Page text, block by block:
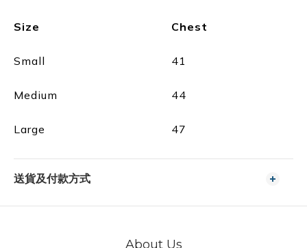
Size Chest
Small 41
Medium 44
Large 47
送貨及付款方式
About Us